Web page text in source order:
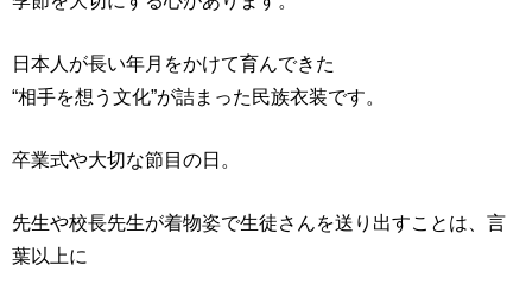
日本人が長い年月をかけて育んできた
“相手を想う文化”が詰まった民族衣装です。
卒業式や大切な節目の日。
先生や校長先生が着物姿で生徒さんを送り出すことは、言
葉以上に